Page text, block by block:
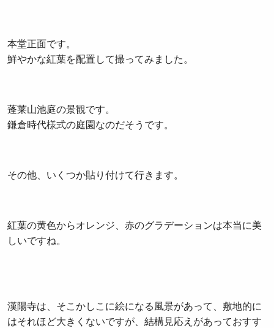
本堂正面です。
鮮やかな紅葉を配置して撮ってみました。
蓬莱山池庭の景観です。
鎌倉時代様式の庭園なのだそうです。
その他、いくつか貼り付けて行きます。
紅葉の黄色からオレンジ、赤のグラデーションは本当に美
しいですね。
漢陽寺は、そこかしこに絵になる風景があって、敷地的に
はそれほど大きくないですが、結構見応えがあっておすす